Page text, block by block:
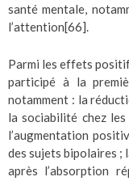
santé mentale,
l’attention[66].
Parmi les effets
participé à la
notamment : la
la sociabilité chez
l’augmentation
des sujets bipolaires ;
après l’absorption